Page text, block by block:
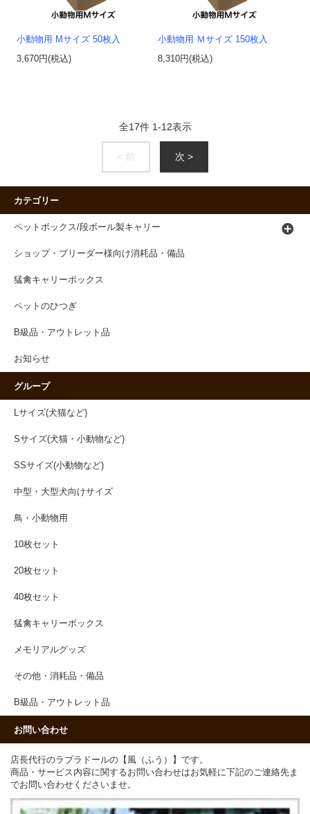
小動物用 Mサイズ 50枚入
3,670円(税込)
小動物用 Ｍサイズ 150枚入
8,310円(税込)
全17件 1-12表示
< 前 次 >
カテゴリー
ペットボックス/段ボール製キャリー
ショップ・ブリーダー様向け消耗品・備品
猛禽キャリーボックス
ペットのひつぎ
B級品・アウトレット品
お知らせ
グループ
Lサイズ(犬猫など)
Sサイズ(犬猫・小動物など)
SSサイズ(小動物など)
中型・大型犬向けサイズ
鳥・小動物用
10枚セット
20枚セット
40枚セット
猛禽キャリーボックス
メモリアルグッズ
その他・消耗品・備品
B級品・アウトレット品
お問い合わせ
店長代行のラブラドールの【風（ふう）】です。
商品・サービス内容に関するお問い合わせはお気軽に下記のご連絡先ま
でお問い合わせくださいませ。